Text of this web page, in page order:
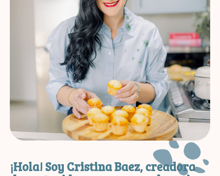
¡Hola! Soy Cristina Baez, creadora